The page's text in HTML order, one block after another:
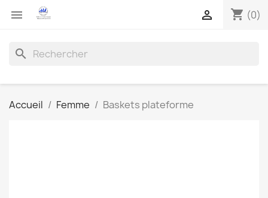
 shopping_cart (0)

search
Accueil Femme Baskets plateforme